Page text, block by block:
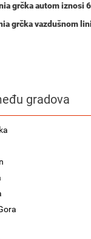
grčka autom iznosi
grčka vazdušnom
gradova